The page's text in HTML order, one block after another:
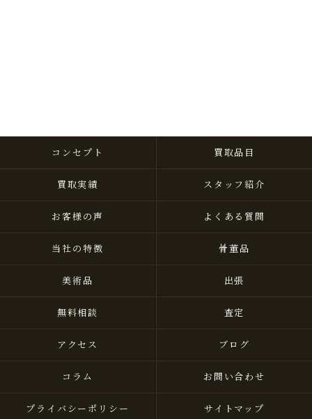
コンセプト 買取品目
買取実績 スタッフ紹介
お客様の声 よくある質問
当社の特徴 骨董品
美術品 出張
無料相談 査定
アクセス ブログ
コラム お問い合わせ
プライバシーポリシー サイトマップ